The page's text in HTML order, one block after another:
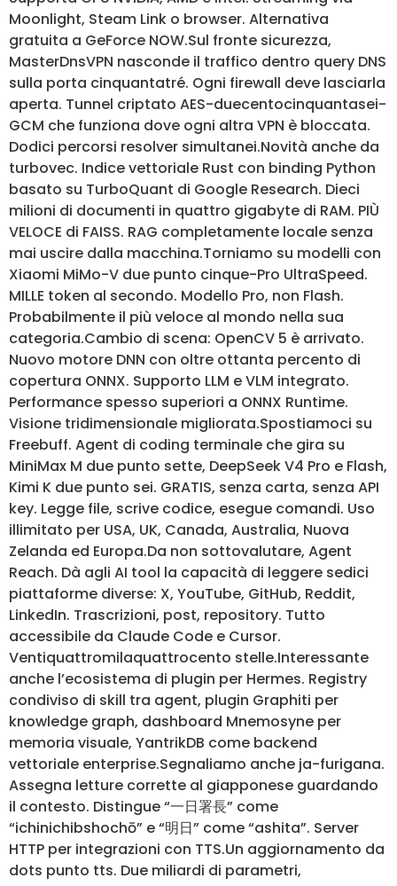
Moonlight, Steam Link o browser. Alternativa
gratuita a GeForce NOW.Sul fronte sicurezza,
MasterDnsVPN nasconde il traffico dentro query DNS
sulla porta cinquantatré. Ogni firewall deve lasciarla
aperta. Tunnel criptato AES-duecentocinquantasei-
GCM che funziona dove ogni altra VPN è bloccata.
Dodici percorsi resolver simultanei.Novità anche da
turbovec. Indice vettoriale Rust con binding Python
basato su TurboQuant di Google Research. Dieci
milioni di documenti in quattro gigabyte di RAM. PIÙ
VELOCE di FAISS. RAG completamente locale senza
mai uscire dalla macchina.Torniamo su modelli con
Xiaomi MiMo-V due punto cinque-Pro UltraSpeed.
MILLE token al secondo. Modello Pro, non Flash.
Probabilmente il più veloce al mondo nella sua
categoria.Cambio di scena: OpenCV 5 è arrivato.
Nuovo motore DNN con oltre ottanta percento di
copertura ONNX. Supporto LLM e VLM integrato.
Performance spesso superiori a ONNX Runtime.
Visione tridimensionale migliorata.Spostiamoci su
Freebuff. Agent di coding terminale che gira su
MiniMax M due punto sette, DeepSeek V4 Pro e Flash,
Kimi K due punto sei. GRATIS, senza carta, senza API
key. Legge file, scrive codice, esegue comandi. Uso
illimitato per USA, UK, Canada, Australia, Nuova
Zelanda ed Europa.Da non sottovalutare, Agent
Reach. Dà agli AI tool la capacità di leggere sedici
piattaforme diverse: X, YouTube, GitHub, Reddit,
LinkedIn. Trascrizioni, post, repository. Tutto
accessibile da Claude Code e Cursor.
Ventiquattromilaquattrocento stelle.Interessante
anche l’ecosistema di plugin per Hermes. Registry
condiviso di skill tra agent, plugin Graphiti per
knowledge graph, dashboard Mnemosyne per
memoria visuale, YantrikDB come backend
vettoriale enterprise.Segnaliamo anche ja-furigana.
Assegna letture corrette al giapponese guardando
il contesto. Distingue “一日署長” come
“ichinichibshochō” e “明日” come “ashita”. Server
HTTP per integrazioni con TTS.Un aggiornamento da
dots punto tts. Due miliardi di parametri,